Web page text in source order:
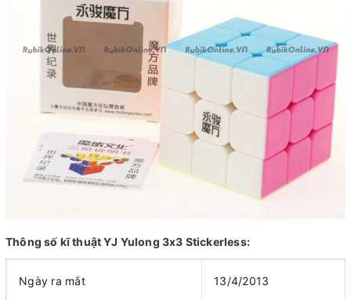
Thông số kĩ thuật YJ Yulong 3x3 Stickerless:
Ngày ra mắt 13/4/2013